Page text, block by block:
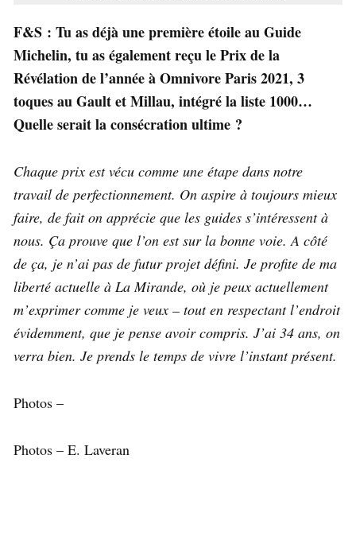
F&S : Tu as déjà une première étoile au Guide
Michelin, tu as également reçu le Prix de la
Révélation de l’année à Omnivore Paris 2021, 3
toques au Gault et Millau, intégré la liste 1000…
Quelle serait la consécration ultime ?
Chaque prix est vécu comme une étape dans notre
travail de perfectionnement. On aspire à toujours mieux
faire, de fait on apprécie que les guides s’intéressent à
nous. Ça prouve que l’on est sur la bonne voie. A côté
de ça, je n’ai pas de futur projet défini. Je profite de ma
liberté actuelle à La Mirande, où je peux actuellement
m’exprimer comme je veux – tout en respectant l’endroit
évidemment, que je pense avoir compris. J’ai 34 ans, on
verra bien. Je prends le temps de vivre l’instant présent.
Photos –
Photos – E. Laveran